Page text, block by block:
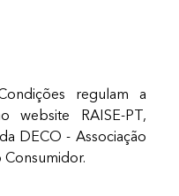
regulam a
website RAISE-PT,
DECO - Associação
Consumidor.